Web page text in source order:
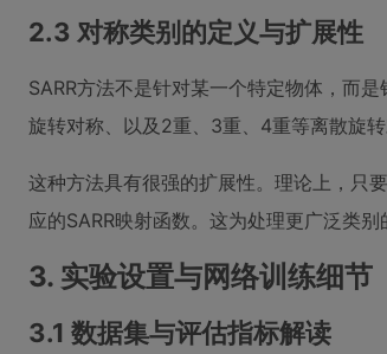
2.3 对称类别的定义与扩展性
SARR方法不是针对某一个特定物体，而是
旋转对称、以及2重、3重、4重等离散旋
这种方法具有很强的扩展性。理论上，只
应的SARR映射函数。这为处理更广泛类别
3. 实验设置与网络训练细节
3.1 数据集与评估指标解读